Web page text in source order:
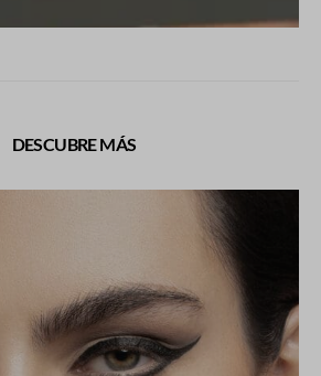
DESCUBRE MÁS